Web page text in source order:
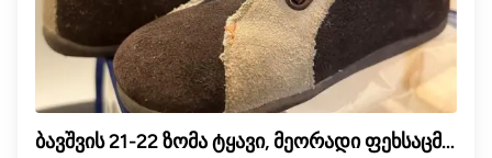
ბავშვის 21-22 ზომა ტყავი, მეორადი ფეხსაცმელი